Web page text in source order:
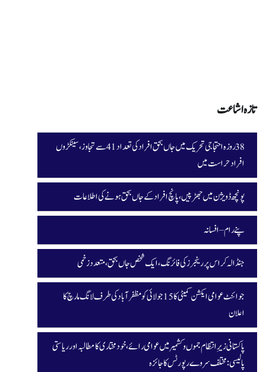
تازہ اشاعت
38 روزہ احتجاجی تحریک میں جاں بحق افراد کی تعداد 41 سے تجاوز، سینکڑوں
افراد حراست میں
پونچھ ڈویژن میں جھڑپیں، پانچ افراد کے جاں بحق ہونے کی اطلاعات
پنے رام – افسانہ
جنڈالہ کراس پر رینجرز کی فائرنگ، ایک شخص جاں بحق، متعدد زخمی
جوائنٹ عوامی ایکشن کمیٹی کا 15 جولائی کو مظفرآباد کی طرف لانگ مارچ کا
اعلان
پاکستانی زیرِ انتظام جموں و کشمیر میں عوامی رائے، خودمختاری کا مطالبہ اور ریاستی
پالیسی: مختلف سروے رپورٹس کا جائزہ